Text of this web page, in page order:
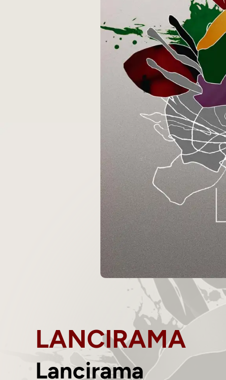
LANCIRAMA
Lancirama